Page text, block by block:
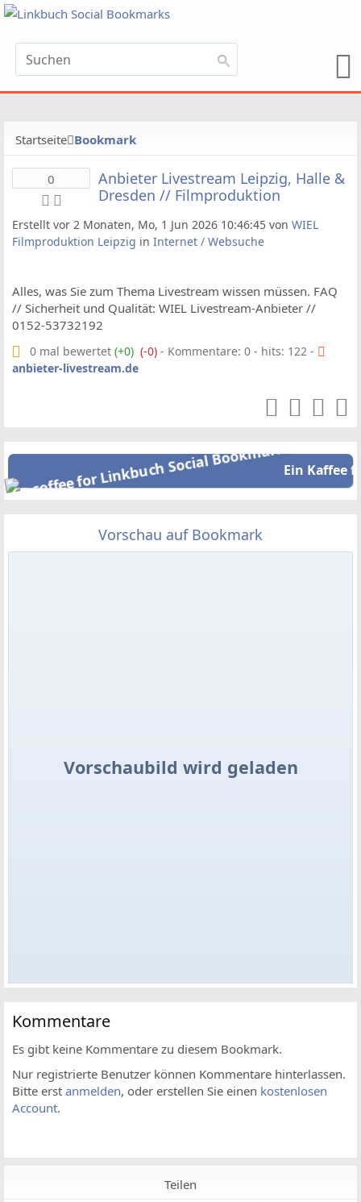
Startseite Bookmark
0
Anbieter Livestream Leipzig, Halle &
Dresden // Filmproduktion
Erstellt vor 2 Monaten, Mo, 1 Jun 2026 10:46:45 von WIEL
Filmproduktion Leipzig in Internet / Websuche
Alles, was Sie zum Thema Livestream wissen müssen. FAQ
// Sicherheit und Qualität: WIEL Livestream-Anbieter //
0152-53732192
0 mal bewertet (+0) (-0) - Kommentare: 0 - hits: 122 -
anbieter-livestream.de
Ein Kaffee
Vorschau auf Bookmark
Vorschaubild wird geladen
Kommentare
Es gibt keine Kommentare zu diesem Bookmark.
Nur registrierte Benutzer können Kommentare hinterlassen.
Bitte erst anmelden, oder erstellen Sie einen kostenlosen
Account.
Teilen